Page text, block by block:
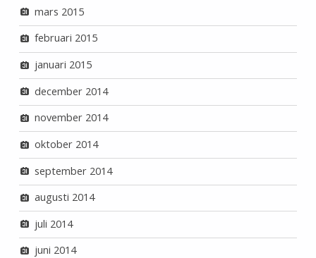
mars 2015
februari 2015
januari 2015
december 2014
november 2014
oktober 2014
september 2014
augusti 2014
juli 2014
juni 2014